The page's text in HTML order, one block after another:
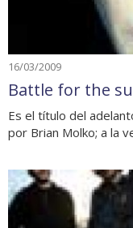
16/03/2009
Battle for the
Es el título del
por Brian Molko; a la